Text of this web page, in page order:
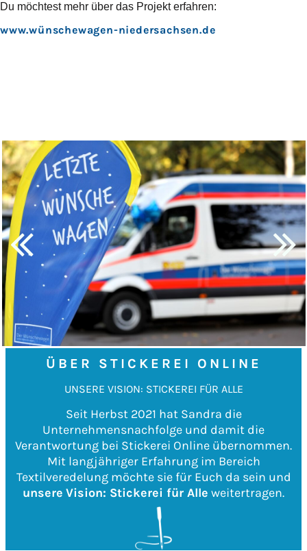
Du möchtest mehr über das Projekt erfahren:
www.wünschewagen-niedersachsen.de
ÜBER STICKEREI ONLINE
UNSERE VISION: STICKEREI FÜR ALLE
Seit Herbst 2021 hat Sandra die
Unternehmensnachfolge und damit die
Verantwortung bei Stickerei Online übernommen.
Mit langjähriger Erfahrung im Bereich
Textilveredelung möchte sie für Euch da sein und
unsere Vision: Stickerei für Alle weitertragen.